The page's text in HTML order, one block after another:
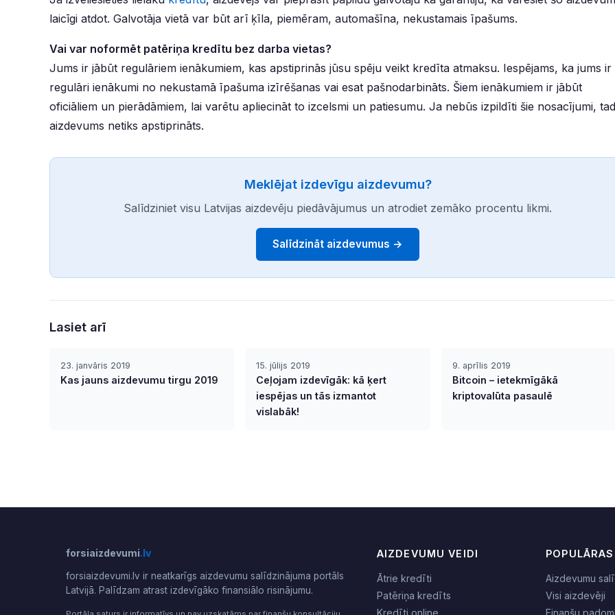
laicīgi atdot. Galvotāja vietā var būt arī ķīla, piemēram, automašīna, nekustamais īpašums.
Vai var noformēt patēriņa kredītu bez darba vietas?
Jums ir jābūt regulāriem ienākumiem, kas apstiprinās jūsu spēju veikt kredīta atmaksu. Iespējams, ka jums ir
regulāri ienākumi no nekustamā īpašuma izīrēšanas vai esat pašnodarbināts. Šiem ienākumiem ir jābūt
oficiāliem un pierādāmiem, lai varētu apliecināt to izcelsmi un patiesumu. Ja nebūs izpildīti šie nosacījumi, tad
aizdevums netiks apstiprināts.
Meklējat izdevīgu aizdevumu?
Salīdziniet visu Latvijas aizdevēju piedāvājumus un atrodiet zemāko procentu likmi.
Salīdzināt aizdevumus →
Lasiet arī
23. janvāris 2019
Kas jauns aizdevumu tirgu 2019
15. jūlijs 2019
Ceļojam izdevīgāk: kā ķert
iespējas un tās izmantot
vislabāk!
9. aprīlis 2019
Bitcoin – ietekmīgākā
kriptovalūta pasaulē
forsiaizdevumi.lv
forsiaizdevumi.lv ir neatkarīgs aizdevumu salīdzinājuma portāls
Latvijā. Palīdzam atrast izdevīgāko finansiālo risinājumu.
AIZDEVUMU VEIDI
Ātrie kredīti
Patēriņa kredīts
Aizdevumu
Visi aizdevēji